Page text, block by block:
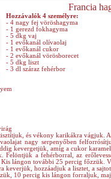
Francia
Hozzávalók 4 személyre:
- 4 nagy fej vöröshagyma
- 1 gerezd fokhagyma
- 5 dkg vaj
- 1 evőkanál olívaolaj
- 1 evőkanál cukor
- 2 evőkanál vörösborecet
- 5 dkg liszt
- 3 dl száraz fehérbor
és vékony karikákra vágjuk.
nagy serpenyőben
kevergetjük, amíg a cukor
Felöntjük a fehérborral, az
lángon további 25 percig főzzük.
keverjük, hozzáadjuk a lisztet, a
10 percig kis lángon forraljuk,